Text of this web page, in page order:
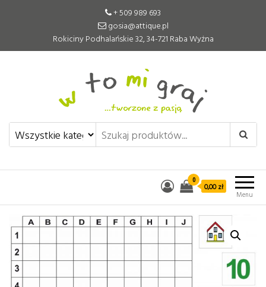
+ 509 989 693
gosia@attique.pl
Rokiciny Podhalańskie 32, 34-721 Raba Wyżna
W to mi graj
Pomoce edukacyjne tworzone z
pasją
Menu
0
0,00 zł